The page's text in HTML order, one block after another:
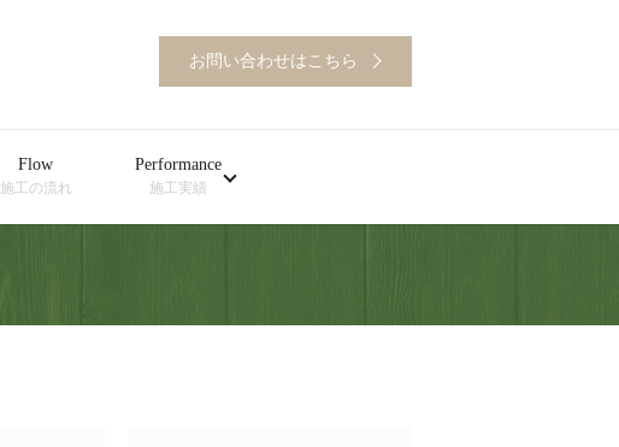
お問い合わせはこちら
Flow
施工の流れ
Performance
施工実績